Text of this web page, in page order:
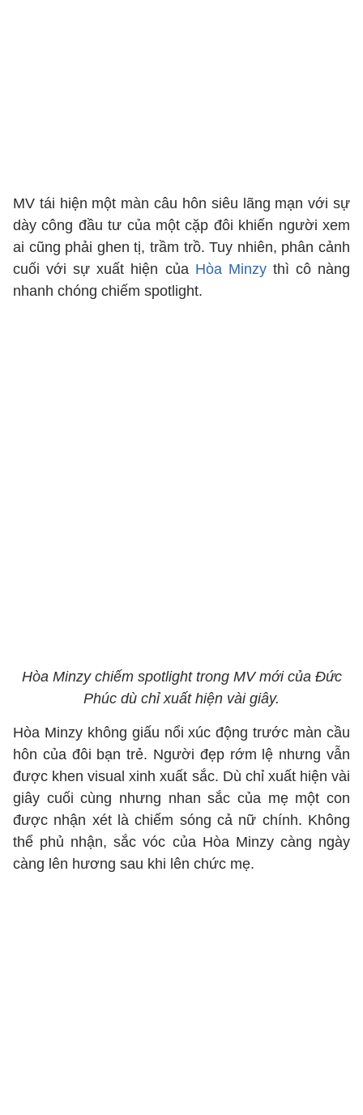
MV tái hiện một màn câu hôn siêu lãng mạn với sự
dày công đầu tư của một cặp đôi khiến người xem
ai cũng phải ghen tị, trầm trồ. Tuy nhiên, phân cảnh
cuối với sự xuất hiện của Hòa Minzythì cô nàng
nhanh chóng chiếm spotlight.
Hòa Minzy chiếm spotlight trong MV mới của Đức
Phúc dù chỉ xuất hiện vài giây.
Hòa Minzy không giấu nổi xúc động trước màn cầu
hôn của đôi bạn trẻ. Người đẹp rớm lệ nhưng vẫn
được khen visual xinh xuất sắc. Dù chỉ xuất hiện vài
giây cuối cùng nhưng nhan sắc của mẹ một con
được nhận xét là chiếm sóng cả nữ chính. Không
thể phủ nhận, sắc vóc của Hòa Minzy càng ngày
càng lên hương sau khi lên chức mẹ.